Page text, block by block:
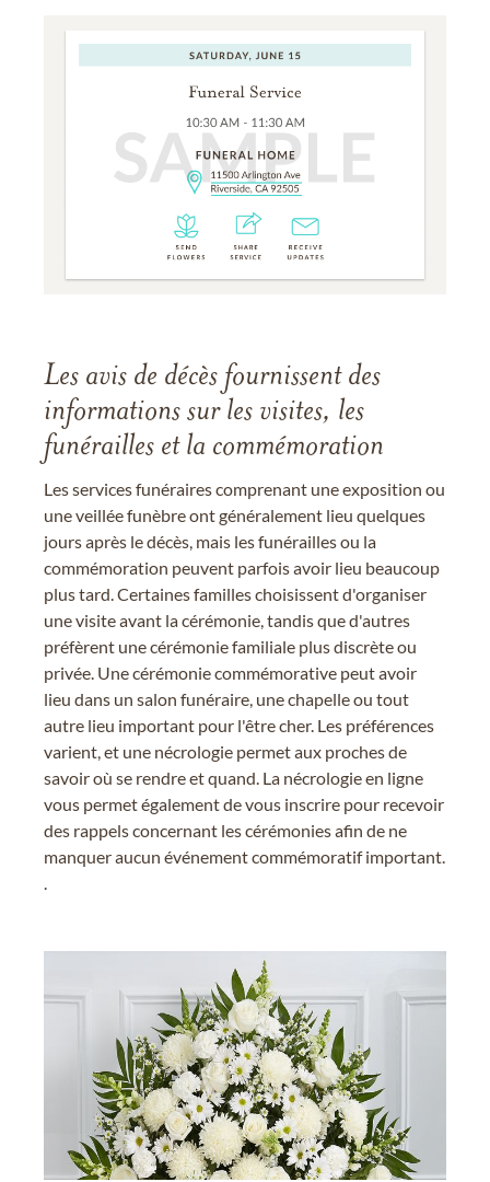
Les avis de décès fournissent des
informations sur les visites, les
funérailles et la commémoration
Les services funéraires comprenant une exposition ou
une veillée funèbre ont généralement lieu quelques
jours après le décès, mais les funérailles ou la
commémoration peuvent parfois avoir lieu beaucoup
plus tard. Certaines familles choisissent d'organiser
une visite avant la cérémonie, tandis que d'autres
préfèrent une cérémonie familiale plus discrète ou
privée. Une cérémonie commémorative peut avoir
lieu dans un salon funéraire, une chapelle ou tout
autre lieu important pour l'être cher. Les préférences
varient, et une nécrologie permet aux proches de
savoir où se rendre et quand. La nécrologie en ligne
vous permet également de vous inscrire pour recevoir
des rappels concernant les cérémonies afin de ne
manquer aucun événement commémoratif important.